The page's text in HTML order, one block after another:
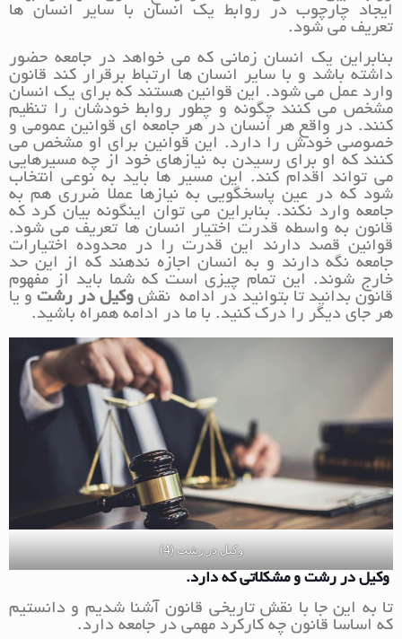
ایجاد چارچوب در روابط یک انسان با سایر انسان ها
تعریف می شود.
بنابراین یک انسان زمانی که می خواهد در جامعه حضور
داشته باشد و با سایر انسان ها ارتباط برقرار کند قانون
وارد عمل می شود. این قوانین هستند که برای یک انسان
مشخص می کنند چگونه و چطور روابط خودشان را تنظیم
کنند. در واقع هر انسان در هر جامعه ای قوانین عمومی و
خصوصی خودش را دارد. این قوانین برای او مشخص می
کنند که او برای رسیدن به نیازهای خود از چه مسیرهایی
می تواند اقدام کند. این مسیر ها باید به نوعی انتخاب
شود که در عین پاسخگویی به نیازها عملا ضرری هم به
جامعه وارد نکند. بنابراین می توان اینگونه بیان کرد که
قانون به واسطه قدرت اختیار انسان ها تعریف می شود.
قوانین قصد دارند این قدرت را در محدوده اختیارات
جامعه نگه دارند و به انسان اجازه ندهند که از این حد
خارج شوند. این تمام چیزی است که شما باید از مفهوم
قانون بدانید تا بتوانید در ادامه نقشوکیل در رشتو یا
هر جای دیگر را درک کنید. با ما در ادامه همراه باشید.
وکیل در رشت (4)
وکیل در رشت و مشکلاتی که دارد.
تا به این جا با نقش تاریخی قانون آشنا شدیم و دانستیم
که اساسا قانون چه کارکرد مهمی در جامعه دارد.